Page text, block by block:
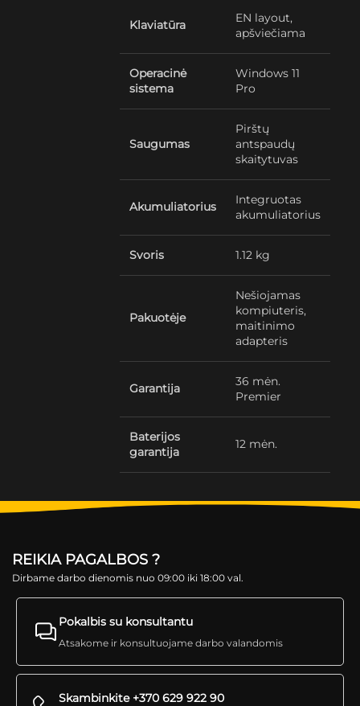
Klaviatūra
EN layout,
apšviečiama
Operacinė
sistema
Windows 11
Pro
Saugumas
Pirštų
antspaudų
skaitytuvas
Akumuliatorius
Integruotas
akumuliatorius
Svoris 1.12 kg
Pakuotėje
Nešiojamas
kompiuteris,
maitinimo
adapteris
Garantija
36 mėn.
Premier
Baterijos
garantija
12 mėn.
REIKIA PAGALBOS ?
Dirbame darbo dienomis nuo 09:00 iki 18:00 val.
Pokalbis su konsultantu
Atsakome ir konsultuojame darbo valandomis
Skambinkite +370 629 922 90